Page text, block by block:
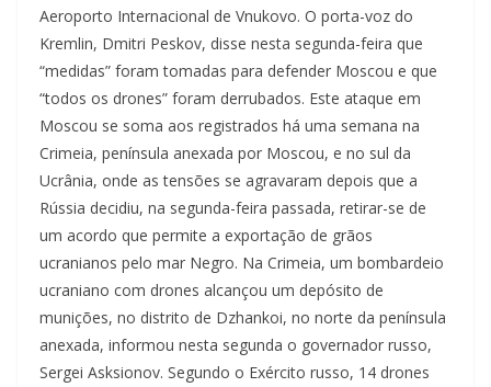
Aeroporto Internacional de Vnukovo. O porta-voz do
Kremlin, Dmitri Peskov, disse nesta segunda-feira que
“medidas” foram tomadas para defender Moscou e que
“todos os drones” foram derrubados. Este ataque em
Moscou se soma aos registrados há uma semana na
Crimeia, península anexada por Moscou, e no sul da
Ucrânia, onde as tensões se agravaram depois que a
Rússia decidiu, na segunda-feira passada, retirar-se de
um acordo que permite a exportação de grãos
ucranianos pelo mar Negro. Na Crimeia, um bombardeio
ucraniano com drones alcançou um depósito de
munições, no distrito de Dzhankoi, no norte da península
anexada, informou nesta segunda o governador russo,
Sergei Asksionov. Segundo o Exército russo, 14 drones